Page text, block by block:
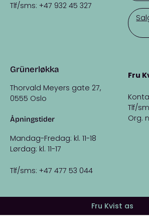
Tlf/sms: +47 932 45 327
Grünerløkka
Thorvald Meyers gate 27,
0555 Oslo
Åpningstider
Mandag-Fredag: kl. 11-18
Lørdag: kl. 11-17
Tlf/sms: +47 477 53 044
Fru
Tlf/
Org.
Fru Kvist as